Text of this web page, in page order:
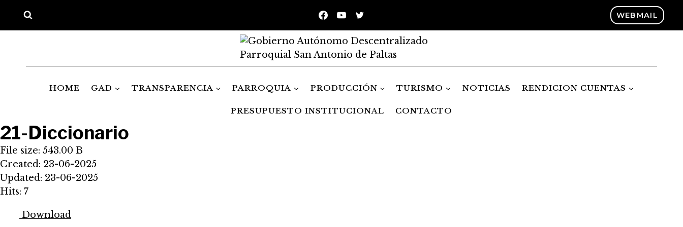
contenido
WEBMAIL
HOME GAD TRANSPARENCIA PARROQUIA PRODUCCIÓN TURISMO NOTICIAS RENDICION CUENTAS
PRESUPUESTO INSTITUCIONAL CONTACTO
21-Diccionario
File size: 543.00 B
Created: 23-06-2025
Updated: 23-06-2025
Hits: 7
Download